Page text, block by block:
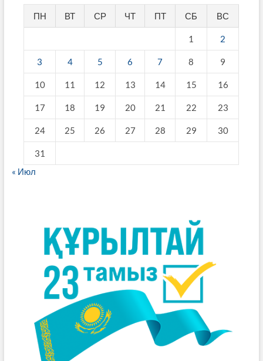
ПН ВТ СР ЧТ ПТ СБ ВС
1 2
3 4 5 6 7 8 9
10 11 12 13 14 15 16
17 18 19 20 21 22 23
24 25 26 27 28 29 30
31
« Июл